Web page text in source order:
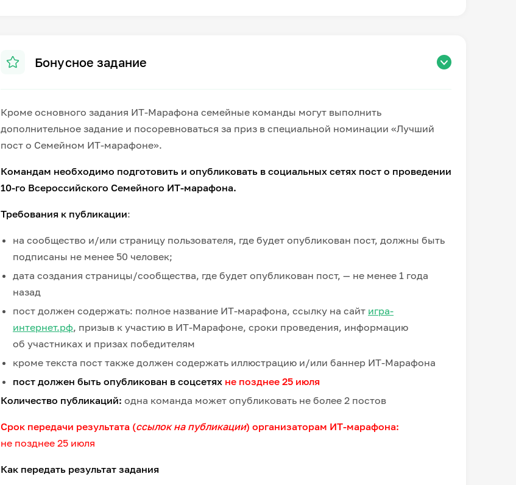
Бонусное задание
Кроме основного задания ИТ-Марафона семейные команды могут выполнить
дополнительное задание и посоревноваться за приз в специальной номинации «Лучший
пост о Семейном ИТ-марафоне».
Командам необходимо подготовить и опубликовать в социальных сетях пост о проведении
10-го Всероссийского Семейного ИТ-марафона.
Требования к публикации:
на сообщество и/или страницу пользователя, где будет опубликован пост, должны быть
подписаны не менее 50 человек;
дата создания страницы/сообщества, где будет опубликован пост, — не менее 1 года
назад
пост должен содержать: полное название ИТ-марафона, ссылку на сайт игра-
интернет.рф, призыв к участию в ИТ-Марафоне, сроки проведения, информацию
об участниках и призах победителям
кроме текста пост также должен содержать иллюстрацию и/или баннер ИТ-Марафона
пост должен быть опубликован в соцсетях не позднее 25 июля
Количество публикаций: одна команда может опубликовать не более 2 постов
Срок передачи результата (ссылок на публикации) организаторам ИТ-марафона:
не позднее 25 июля
Как передать результат задания